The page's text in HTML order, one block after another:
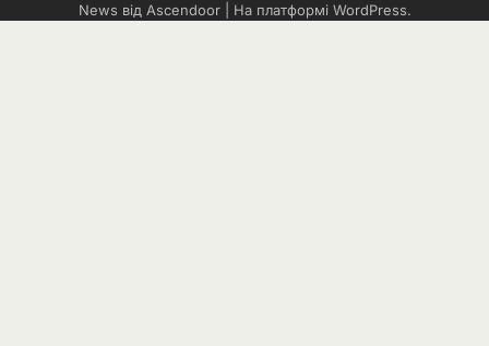
News від Ascendoor| На платформі WordPress.